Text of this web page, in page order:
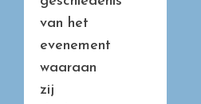
van het
evenement
waaraan
zij